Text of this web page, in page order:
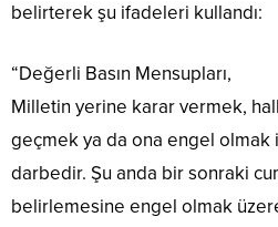
belirterek şu ifadeleri kullandı:
“Değerli Basın Mensupları,
Milletin yerine karar vermek,
geçmek ya da ona engel olmak
darbedir. Şu anda bir sonraki
belirlemesine engel olmak